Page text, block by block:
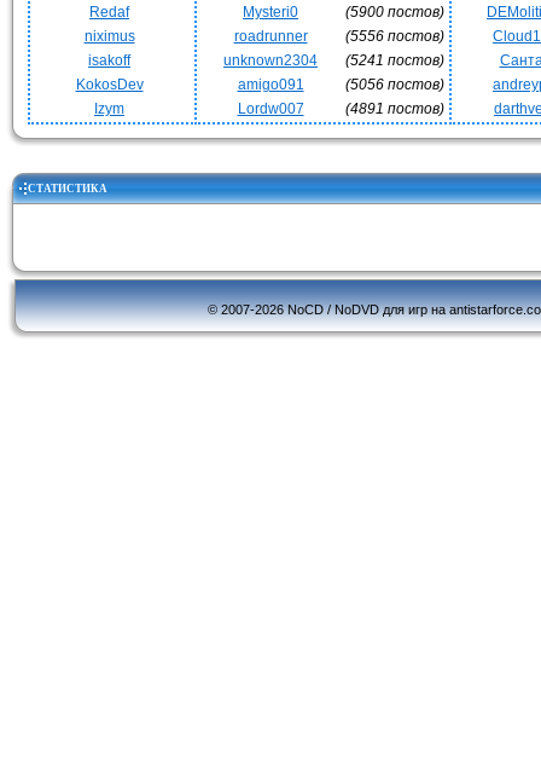
Redaf
niximus
isakoff
KokosDev
Izym
Mysteri0
(5900 постов)
roadrunner
(5556 постов)
unknown2304
(5241 постов)
amigo091
(5056 постов)
Lordw007
(4891 постов)
СТАТИСТИКА
© 2007-2026 NoCD / NoDVD для игр на